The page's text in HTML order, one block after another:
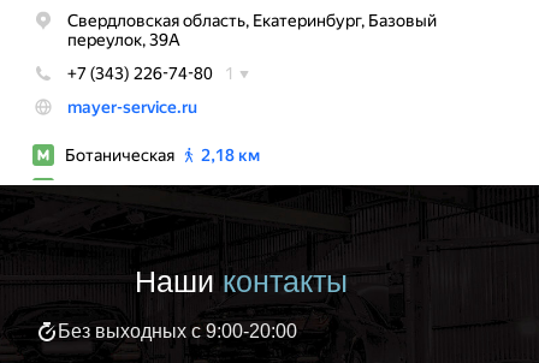
Наши контакты
Без выходных с 9:00-20:00